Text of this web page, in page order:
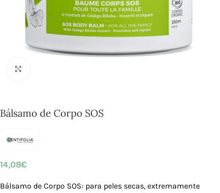
Bálsamo de Corpo SOS
14,08€
Bálsamo de Corpo SOS: para peles secas, extremamente